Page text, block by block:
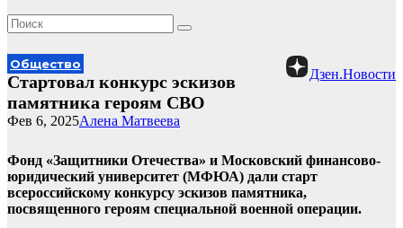
Дзен.Новости
Общество
Стартовал конкурс эскизов
памятника героям СВО
Алена Матвеева
Фев 6, 2025
Фонд «Защитники Отечества» и Московский финансово-
юридический университет (МФЮА) дали старт
всероссийскому конкурсу эскизов памятника,
посвященного героям специальной военной операции.